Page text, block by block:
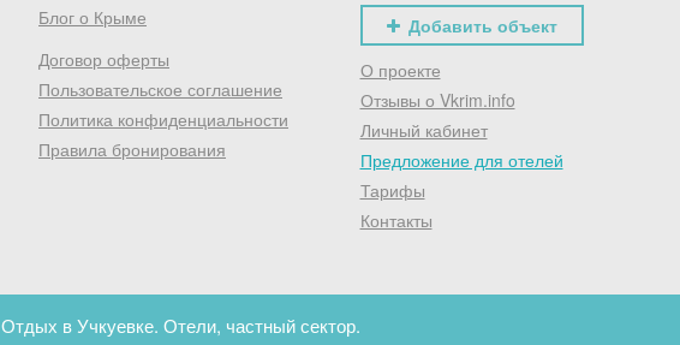
Блог о Крыме
Договор оферты
Пользовательское соглашение
Политика конфиденциальности
Правила бронирования
Добавить объект
О проекте
Отзывы о Vkrim.info
Личный кабинет
Предложение для отелей
Тарифы
Контакты
Отдых в Учкуевке. Отели, частный сектор.